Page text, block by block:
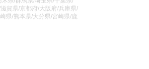
賀県/京都府/大阪府/兵庫県/
県/熊本県/大分県/宮崎県/鹿